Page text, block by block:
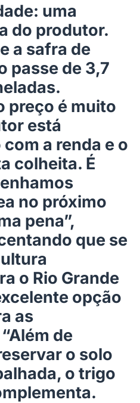
uma
do produtor.
a safra de
passe de 3,7
preço é muito
está
a renda e o
colheita. É
no próximo
pena”,
que se
o Rio Grande
opção
as
de
o solo
o trigo